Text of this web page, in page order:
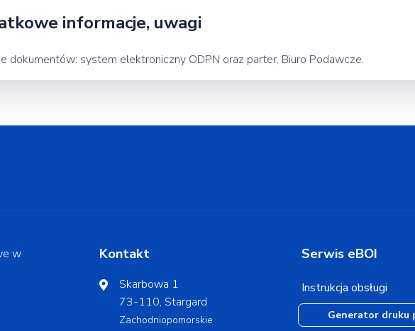
informacje, uwagi
dokumentów: system elektroniczny ODPN oraz parter, Biuro Podawcze.
w
Kontakt
Skarbowa 1
73-110, Stargard
Zachodniopomorskie
Serwis eBOI
Instrukcja obsługi
Generator druku